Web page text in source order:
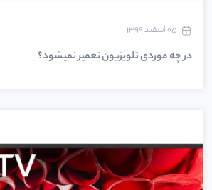
۰۵ اسفند ۱۳۹۹
در چه موردی تلویزیون تعمیر نمیشود؟